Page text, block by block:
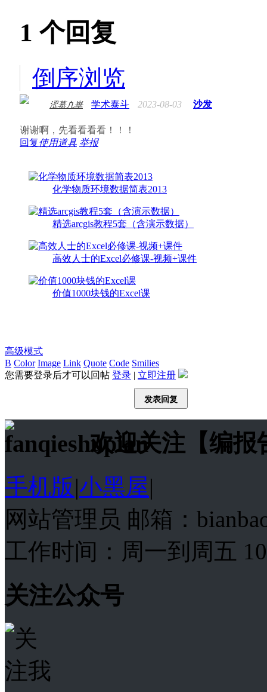
1 个回复
倒序浏览
涩慕凢崋 学术泰斗 2023-08-03 沙发
谢谢啊，先看看看看！！！
回复使用道具 举报
化学物质环境数据简表2013
精选arcgis教程5套（含演示数据）
高效人士的Excel必修课-视频+课件
价值1000块钱的Excel课
高级模式
B Color Image Link Quote Code Smilies
您需要登录后才可以回帖 登录 | 立即注册
发表回复
欢迎关注【编报
手机版|小黑屋|
网站管理员 邮箱：
工作时间：周一到周五
关注公众号